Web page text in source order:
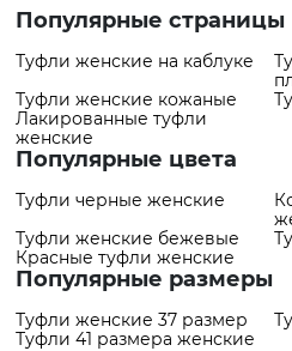
Популярные страницы
Туфли женские на каблуке
Туфли женские кожаные
Лакированные туфли
женские
Популярные цвета
Туфли черные женские
Туфли женские бежевые
Красные туфли женские
Популярные размеры
Туфли женские 37 размер
Туфли 41 размера женские
популярный товар
- 4409